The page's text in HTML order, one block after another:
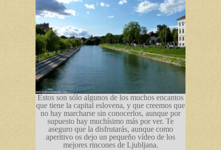
Estos son sólo algunos de los muchos encantos
que tiene la capital eslovena, y que creemos que
no hay marcharse sin conocerlos, aunque por
supuesto hay muchísimo más por ver. Te
aseguro que la disfrutarás, aunque como
aperitivo os dejo un pequeño vídeo de los
mejores rincones de Ljubljana.